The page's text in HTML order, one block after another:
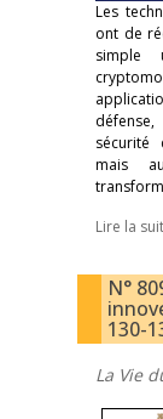
Les
ont de
simple
sécurité
mais
Lire la
N°
130-
La Vie